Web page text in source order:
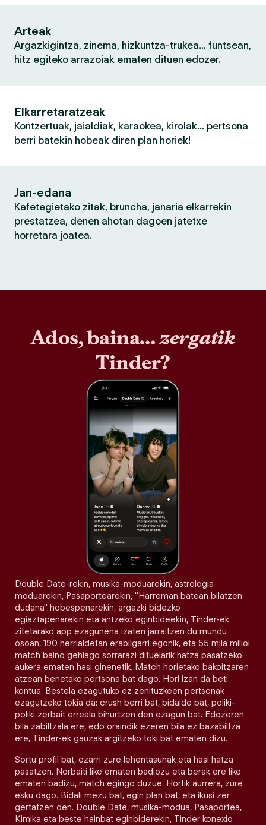
Arteak
Argazkigintza, zinema, hizkuntza-trukea… funtsean,
hitz egiteko arrazoiak ematen dituen edozer.
Elkarretaratzeak
Kontzertuak, jaialdiak, karaokea, kirolak… pertsona
berri batekin hobeak diren plan horiek!
Jan-edana
Kafetegietako zitak, bruncha, janaria elkarrekin
prestatzea, denen ahotan dagoen jatetxe
horretara joatea.
Ados, baina…zergatik
Tinder?
Double Date-rekin, musika-moduarekin, astrologia
moduarekin, Pasaportearekin, "Harreman batean bilatzen
dudana" hobespenarekin, argazki bidezko
egiaztapenarekin eta antzeko eginbideekin, Tinder-ek
zitetarako app ezagunena izaten jarraitzen du mundu
osoan, 190 herrialdetan erabilgarri egonik, eta 55 mila milioi
match baino gehiago sorrarazi dituelarik hatza pasatzeko
aukera ematen hasi ginenetik. Match horietako bakoitzaren
atzean benetako pertsona bat dago. Hori izan da beti
kontua. Bestela ezagutuko ez zenituzkeen pertsonak
ezagutzeko tokia da: crush berri bat, bidaide bat, poliki-
poliki zerbait erreala bihurtzen den ezagun bat. Edozeren
bila zabiltzala ere, edo oraindik ezeren bila ez bazabiltza
ere, Tinder-ek gauzak argitzeko toki bat ematen dizu.
Sortu profil bat, ezarri zure lehentasunak eta hasi hatza
pasatzen. Norbaiti like ematen badiozu eta berak ere like
ematen badizu, match egingo duzue. Hortik aurrera, zure
esku dago. Bidali mezu bat, egin plan bat, eta ikusi zer
gertatzen den. Double Date, musika-modua, Pasaportea,
Kimika eta beste hainbat eginbiderekin, Tinder konexio